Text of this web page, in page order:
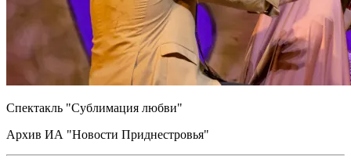
Спектакль "Сублимация любви"
Архив ИА "Новости Приднестровья"